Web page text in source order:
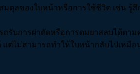
ดุลของใบหน้าหรือการใช้ชีวิต เช่น รู้
รับการผ่าตัดหรือการดมยาสลบได้ตา
ต่ไม่สามารถทำให้ใบหน้ากลับไปเหมื